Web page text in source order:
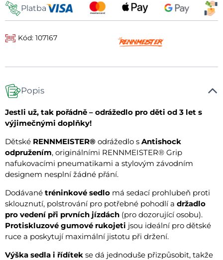
Platba
Kód: 107167
Popis
Jestli už, tak pořádně – odrážedlo pro děti od 3 let s
výjimečnými doplňky!
Dětské RENNMEISTER® odrážedlo s Antishock
odpružením, originálními RENNMEISTER® Grip
nafukovacími pneumatikami a stylovým závodním
designem nesplní žádné přání.
Dodávané tréninkové sedlo má sedací prohlubeň proti
sklouznutí, polstrování pro potřebné pohodlí a držadlo
pro vedení při prvních jízdách (pro dozorující osobu).
Protiskluzové gumové rukojeti jsou ideální pro dětské
ruce a poskytují maximální jistotu při držení.
Výška sedla i řídítek se dá jednoduše přizpůsobit, takže